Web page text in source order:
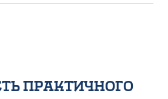
університет
практичного